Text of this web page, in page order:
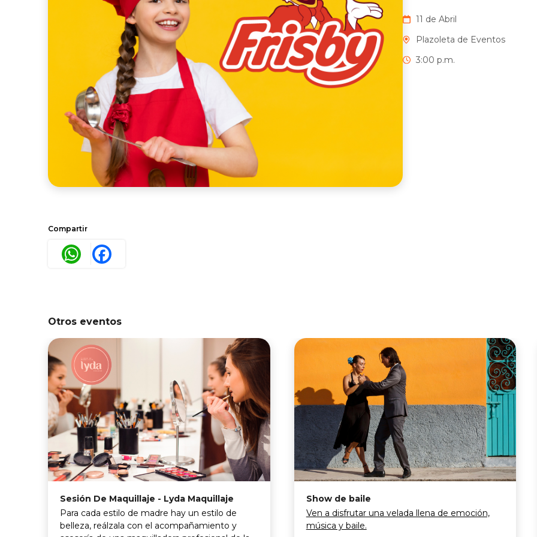
11 de Abril
Plazoleta de Eventos
3:00 p.m.
Compartir
WhatsApp
Otros eventos
Sesión De Maquillaje - Lyda Maquillaje
Para cada estilo de madre hay un estilo de
belleza, reálzala con el acompañamiento y
Show de baile
Ven a disfrutar una velada llena de emoción,
música y baile.